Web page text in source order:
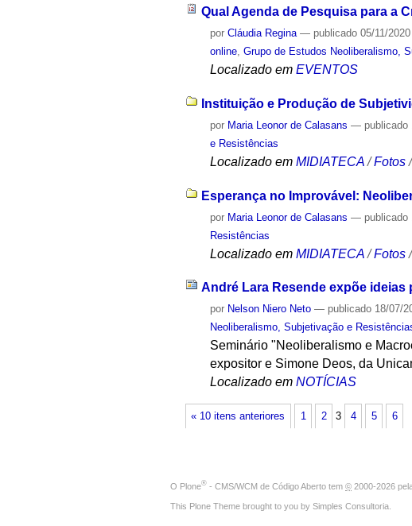
Qual Agenda de Pesquisa para a
porCláudia Regina — publicado 05/11/
online,Grupo de Estudos Neoliberalismo,
Localizado em EVENTOS
Instituição e Produção de
por Maria Leonor de Calasans — publicado
e Resistências
Localizado em MIDIATECA /Fotos
Esperança no Improvável:
por Maria Leonor de Calasans — publicado
Resistências
Localizado em MIDIATECA /Fotos
André Lara Resende expõe
por Nelson Niero Neto — publicado 18/07/
Neoliberalismo, Subjetivação e
Seminário "Neoliberalismo e
expositor e Simone Deos, da
Localizado em NOTÍCIAS
« 10 itens anteriores 1 2 3 4 5 6
O Plone® - CMS/WCM de Código Aberto tem © 2000-2026
This Plone Theme brought to you by Simples Consultoria